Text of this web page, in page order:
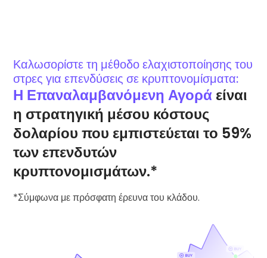
Καλωσορίστε τη μέθοδο ελαχιστοποίησης του
στρες για επενδύσεις σε κρυπτονομίσματα:
Η Επαναλαμβανόμενη Αγορά είναι
η στρατηγική μέσου κόστους
δολαρίου που εμπιστεύεται το 59%
των επενδυτών
κρυπτονομισμάτων.*
*Σύμφωνα με πρόσφατη έρευνα του κλάδου.